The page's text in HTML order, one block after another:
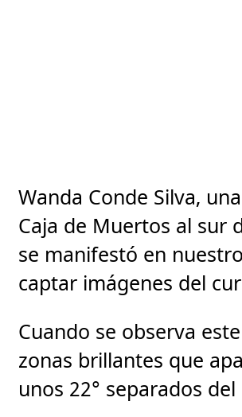
Wanda Conde Silva,
Caja de Muertos al sur
se manifestó en
captar imágenes del
Cuando se observa
zonas brillantes que
unos 22° separados del